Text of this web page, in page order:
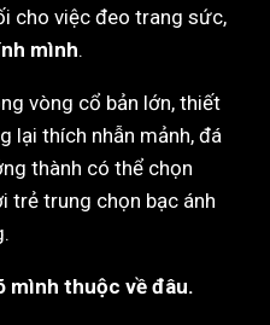
cho việc đeo trang sức,
mình.
vòng cổ bản lớn, thiết
lại thích nhẫn mảnh, đá
thành có thể chọn
trẻ trung chọn bạc ánh
mình thuộc về đâu.